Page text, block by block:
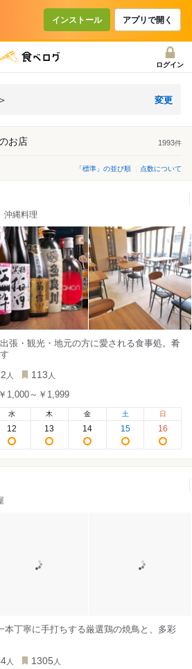
インストール アプリで開く
ログイン
変更
お店 1993件
「標準」の並び順 点数について
沖縄料理
張・観光・地元の方に愛される食事処。肴
人 113 人
￥1,000～￥1,999
水
12
木
13
金
14
土
15
日
16
本丁寧に手打ちする厳選鶏の焼鳥と、多彩
人 1305 人